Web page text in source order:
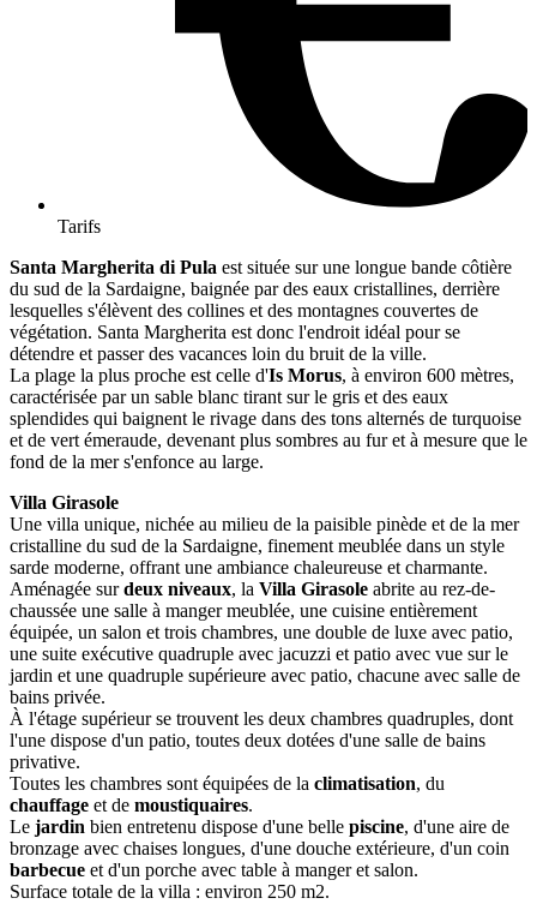
Tarifs
Santa Margherita di Pula est située sur une longue bande côtière
du sud de la Sardaigne, baignée par des eaux cristallines, derrière
lesquelles s'élèvent des collines et des montagnes couvertes de
végétation. Santa Margherita est donc l'endroit idéal pour se
détendre et passer des vacances loin du bruit de la ville.
La plage la plus proche est celle d'Is Morus, à environ 600 mètres,
caractérisée par un sable blanc tirant sur le gris et des eaux
splendides qui baignent le rivage dans des tons alternés de turquoise
et de vert émeraude, devenant plus sombres au fur et à mesure que le
fond de la mer s'enfonce au large.
Villa Girasole
Une villa unique, nichée au milieu de la paisible pinède et de la mer
cristalline du sud de la Sardaigne, finement meublée dans un style
sarde moderne, offrant une ambiance chaleureuse et charmante.
Aménagée surdeux niveaux, la Villa Girasole abrite au rez-de-
chaussée une salle à manger meublée, une cuisine entièrement
équipée, un salon et trois chambres, une double de luxe avec patio,
une suite exécutive quadruple avec jacuzzi et patio avec vue sur le
jardin et une quadruple supérieure avec patio, chacune avec salle de
bains privée.
À l'étage supérieur se trouvent les deux chambres quadruples, dont
l'une dispose d'un patio, toutes deux dotées d'une salle de bains
privative.
Toutes les chambres sont équipées de la climatisation, du
chauffage et de moustiquaires.
Le jardin bien entretenu dispose d'une belle piscine, d'une aire de
bronzage avec chaises longues, d'une douche extérieure, d'un coin
barbecue et d'un porche avec table à manger et salon.
Surface totale de la villa : environ 250 m2.